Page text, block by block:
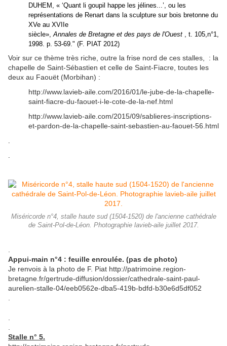
DUHEM, « ‘Quant li goupil happe les jélines...’, ou les
représentations de Renart dans la sculpture sur bois bretonne du
XVe au XVIIe
siècle», Annales de Bretagne et des pays de l'Ouest , t. 105,n°1,
1998. p. 53-69." (F. PIAT 2012)
Voir sur ce thème très riche, outre la frise nord de ces stalles, : la
chapelle de Saint-Sébastien et celle de Saint-Fiacre, toutes les
deux au Faouët (Morbihan) :
http://www.lavieb-aile.com/2016/01/le-jube-de-la-chapelle-
saint-fiacre-du-faouet-i-le-cote-de-la-nef.html
http://www.lavieb-aile.com/2015/09/sablieres-inscriptions-
et-pardon-de-la-chapelle-saint-sebastien-au-faouet-56.html
Miséricorde n°4, stalle haute sud (1504-1520) de l'ancienne cathédrale
de Saint-Pol-de-Léon. Photographie lavieb-aile juillet 2017.
Appui-main n°4 : feuille enroulée. (pas de photo)
Je renvois à la photo de F. Piat http://patrimoine.region-
bretagne.fr/gertrude-diffusion/dossier/cathedrale-saint-paul-
aurelien-stalle-04/eeb0562e-dba5-419b-bdfd-b30e6d5df052
Stalle n° 5.